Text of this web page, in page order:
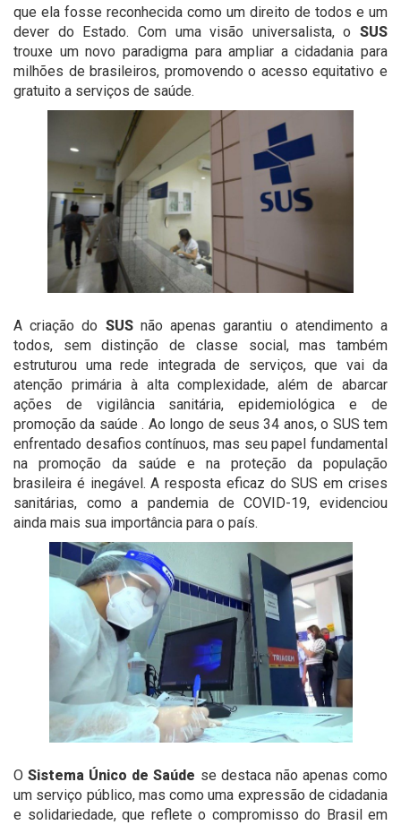
que ela fosse reconhecida como um direito de todos e um
dever do Estado. Com uma visão universalista, o SUS
trouxe um novo paradigma para ampliar a cidadania para
milhões de brasileiros, promovendo o acesso equitativo e
gratuito a serviços de saúde.
A criação do SUSnão apenas garantiu o atendimento a
todos, sem distinção de classe social, mas também
estruturou uma rede integrada de serviços, que vai da
atenção primária à alta complexidade, além de abarcar
ações de vigilância sanitária, epidemiológica e de
promoção da saúde . Ao longo de seus 34 anos, o SUS tem
enfrentado desafios contínuos, mas seu papel fundamental
na promoção da saúde e na proteção da população
brasileira é inegável. A resposta eficaz do SUS em crises
sanitárias, como a pandemia de COVID-19, evidenciou
ainda mais sua importância para o país.
OSistema Único de Saúde se destaca não apenas como
um serviço público, mas como uma expressão de cidadania
e solidariedade, que reflete o compromisso do Brasil em